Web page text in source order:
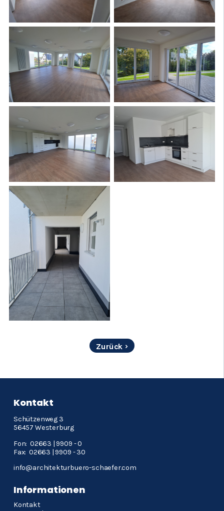
Zurück
Kontakt
Schützenweg 3
56457 Westerburg
Fon: 02663 | 9909 - 0
Fax: 02663 | 9909 - 30
info@architekturbuero-schaefer.com
Informationen
Navigation
Kontakt